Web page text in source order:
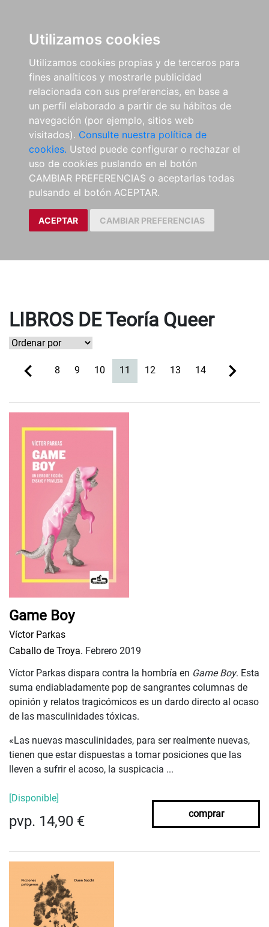
Utilizamos cookies
Utilizamos cookies propias y de terceros para
fines analíticos y mostrarle publicidad
relacionada con sus preferencias, en base a
un perfil elaborado a partir de su hábitos de
navegación (por ejemplo, sitios web
visitados). Consulte nuestra política de
cookies. Usted puede configurar o rechazar el
uso de cookies puslando en el botón
CAMBIAR PREFERENCIAS o aceptarlas todas
pulsando el botón ACEPTAR.
ACEPTAR CAMBIAR PREFERENCIAS
LIBROS DE Teoría Queer
8 9 10 11 (current)
12 13 14
Game Boy
Víctor Parkas
Caballo de Troya. Febrero 2019
Víctor Parkas dispara contra la hombría en Game Boy. Esta
suma endiabladamente pop de sangrantes columnas de
opinión y relatos tragicómicos es un dardo directo al ocaso
de las masculinidades tóxicas.
«Las nuevas masculinidades, para ser realmente nuevas,
tienen que estar dispuestas a tomar posiciones que las
lleven a sufrir el acoso, la suspicacia ...
[Disponible]
pvp. 14,90 € comprar